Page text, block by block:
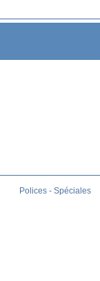
Polices - Spéciales